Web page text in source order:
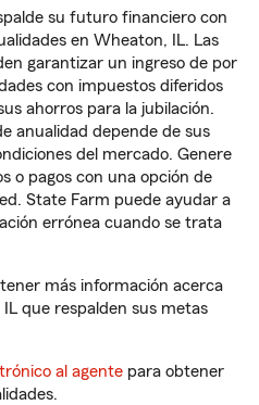
su futuro financiero con
en Wheaton, IL. Las
garantizar un ingreso de por
con impuestos diferidos
ahorros para la jubilación.
anualidad depende de sus
del mercado. Genere
o pagos con una opción de
State Farm puede ayudar a
errónea cuando se trata
más información acerca
que respalden sus metas
al agente para obtener